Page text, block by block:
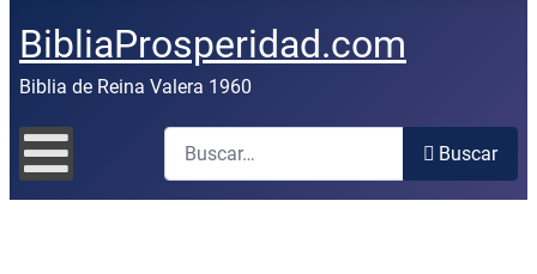
BibliaProsperidad.com
Biblia de Reina Valera 1960
Buscar
Buscar